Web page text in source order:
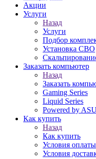
Акции
Услуги
Назад
Услуги
Подбор
Установка СВО
Заказать компьютер
Назад
Заказать
Gaming Series
Liquid Series
Powered by
Как купить
Назад
Как купить
Условия оплаты
Условия